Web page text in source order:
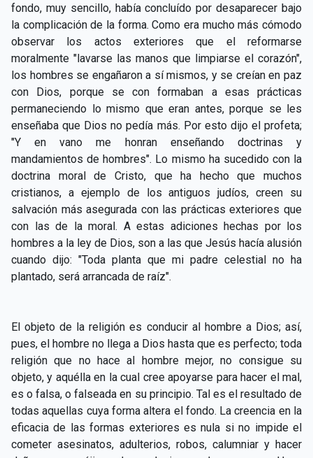
CAPÍTULO XX - Los obreros de la última hora ▸
CAPÍTULO XXI - Habrá falsos Cristos y falsos
profetas
▸
CAPÍTULO XXII - No separéis lo que Dios ha unido ▸
CAPÍTULO XXIII - Moral extraña ▸
CAPÍTULO XXIV - No pongáis la lámpara debajo del
celemín
▸
CAPÍTULO XXV - Buscad y encontraréis ▸
CAPÍTULO XXVI - Dad gratuitamente lo que recibís
gratuitamente
CAPÍTULO XXVII - Pedid y se os dará
fondo, muy sencillo, había concluído por desaparecer bajo
la complicación de la forma. Como era mucho más cómodo
observar los actos exteriores que el reformarse
moralmente "lavarse las manos que limpiarse el corazón",
los hombres se engañaron a sí mismos, y se creían en paz
con Dios, porque se con formaban a esas prácticas
permaneciendo lo mismo que eran antes, porque se les
enseñaba que Dios no pedía más. Por esto dijo el profeta;
"Y en vano me honran enseñando doctrinas y
mandamientos de hombres". Lo mismo ha sucedido con la
doctrina moral de Cristo, que ha hecho que muchos
cristianos, a ejemplo de los antiguos judíos, creen su
salvación más asegurada con las prácticas exteriores que
con las de la moral. A estas adiciones hechas por los
hombres a la ley de Dios, son a las que Jesús hacía alusión
cuando dijo: "Toda planta que mi padre celestial no ha
plantado, será arrancada de raíz".
El objeto de la religión es conducir al hombre a Dios; así,
pues, el hombre no llega a Dios hasta que es perfecto; toda
religión que no hace al hombre mejor, no consigue su
objeto, y aquélla en la cual cree apoyarse para hacer el mal,
es o falsa, o falseada en su principio. Tal es el resultado de
todas aquellas cuya forma altera el fondo. La creencia en la
eficacia de las formas exteriores es nula si no impide el
cometer asesinatos, adulterios, robos, calumniar y hacer